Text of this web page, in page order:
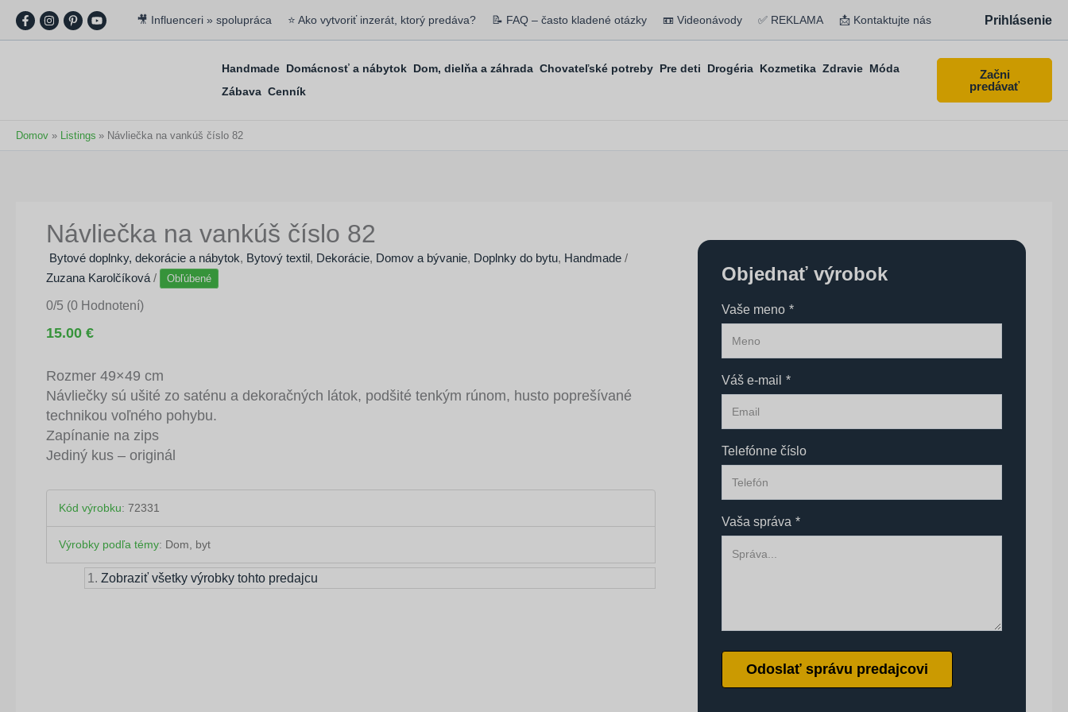
Preskočiť
🎥 Influenceri » spolupráca ⭐ Ako vytvoriť inzerát, ktorý predáva? 📝 FAQ – často kladené otázky 📼 Videonávody ✅ REKLAMA 📩 Kontaktujte nás Prihlásenie
Handmade Domácnosť a nábytok Dom, dielňa a záhrada Chovateľské potreby Pre deti Drogéria Kozmetika Zdravie Móda
Zábava Cenník
Začni
predávať
Domov Listings Návliečka na vankúš číslo 82
Návliečka na vankúš číslo 82
Bytové doplnky, dekorácie a nábytok, Bytový textil, Dekorácie, Domov a bývanie, Doplnky do bytu, Handmade /
Zuzana Karolčíková / Obľúbené
0/5 (0 Hodnotení)
15.00 €
Rozmer 49×49 cm
Návliečky sú ušité zo saténu a dekoračných látok, podšité tenkým rúnom, husto poprešívané
technikou voľného pohybu.
Zapínanie na zips
Jediný kus – originál
Kód výrobku: 72331
Výrobky podľa témy: Dom, byt
Zobraziť všetky výrobky tohto predajcu
Objednať výrobok
Vaše meno *
Váš e-mail *
Telefónne číslo
Vaša správa *
Odoslať správu predajcovi